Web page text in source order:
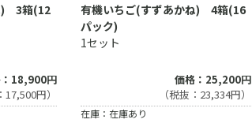
) 3箱(12
18,900円
17,500円）
有機いちご(すずあかね) 4箱(16
パック)
1セット
価格：25,200円
（税抜：23,334円）
在庫：在庫あり